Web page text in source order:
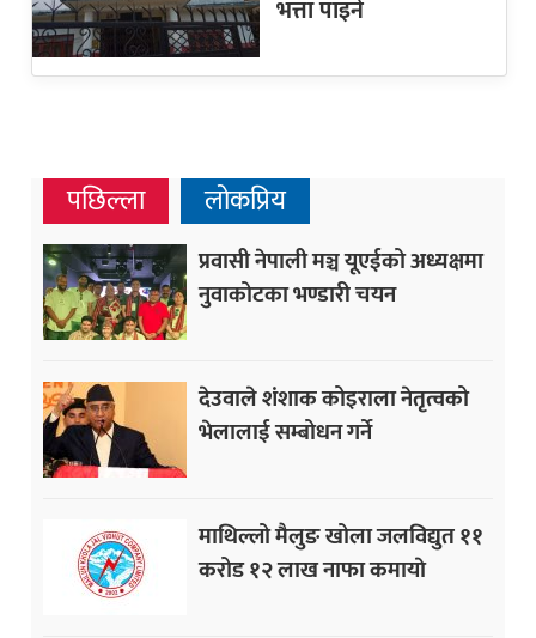
भत्ता पाइने
पछिल्ला लोकप्रिय
प्रवासी नेपाली मञ्च यूएईको अध्यक्षमा
नुवाकोटका भण्डारी चयन
देउवाले शंशाक कोइराला नेतृत्वको
भेलालाई सम्बोधन गर्ने
माथिल्लो मैलुङ खोला जलविद्युत ११
करोड १२ लाख नाफा कमायाे